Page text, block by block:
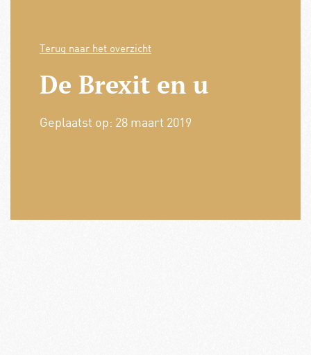
Terug naar het overzicht
De Brexit en u
Geplaatst op: 28 maart 2019